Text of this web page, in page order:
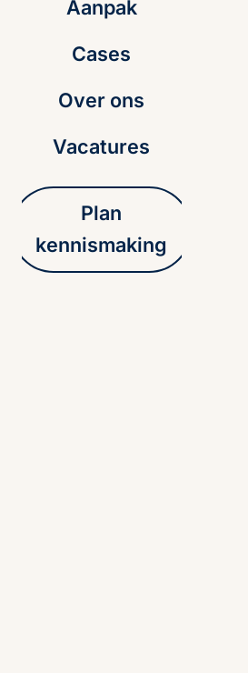
Aanpak
Cases
Over ons
Vacatures
Plan
kennismaking